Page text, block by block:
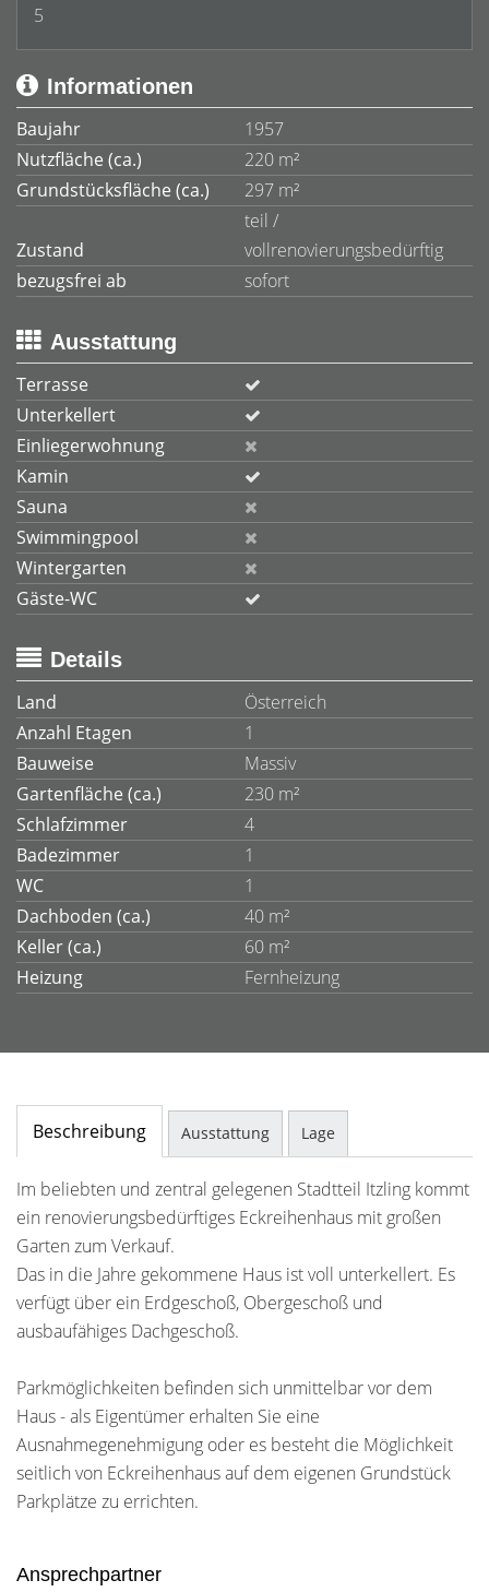
5
Informationen
Baujahr
1957
Nutzfläche (ca.)
220 m²
Grundstücksfläche (ca.)
297 m²
Zustand
teil /
vollrenovierungsbedürftig
bezugsfrei ab
sofort
Ausstattung
Terrasse
Unterkellert
Einliegerwohnung
Kamin
Sauna
Swimmingpool
Wintergarten
Gäste-WC
Details
Land
Österreich
Anzahl Etagen
1
Bauweise
Massiv
Gartenfläche (ca.)
230 m²
Schlafzimmer
4
Badezimmer
1
WC
1
Dachboden (ca.)
40 m²
Keller (ca.)
60 m²
Heizung
Fernheizung
Beschreibung Ausstattung Lage
Im beliebten und zentral gelegenen Stadtteil Itzling kommt
ein renovierungsbedürftiges Eckreihenhaus mit großen
Garten zum Verkauf.
Das in die Jahre gekommene Haus ist voll unterkellert. Es
verfügt über ein Erdgeschoß, Obergeschoß und
ausbaufähiges Dachgeschoß.
Parkmöglichkeiten befinden sich unmittelbar vor dem
Haus - als Eigentümer erhalten Sie eine
Ausnahmegenehmigung oder es besteht die Möglichkeit
seitlich von Eckreihenhaus auf dem eigenen Grundstück
Parkplätze zu errichten.
Ansprechpartner